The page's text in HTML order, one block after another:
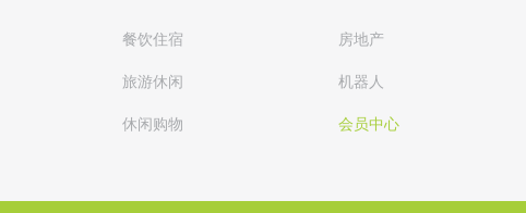
餐饮住宿
旅游休闲
休闲购物
房地产
机器人
会员中心